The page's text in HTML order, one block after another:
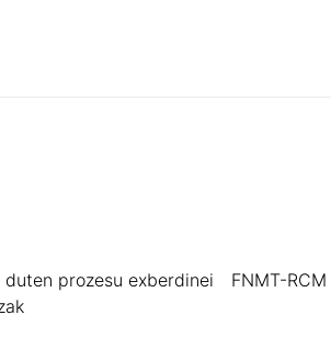
prozesu exberdinei
FNMT-